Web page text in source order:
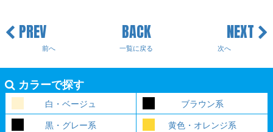
PREV
前へ
BACK
一覧に戻る
NEXT
次へ
カラーで探す
白・ベージュ
ブラウン系
黒・グレー系
黄色・オレンジ系